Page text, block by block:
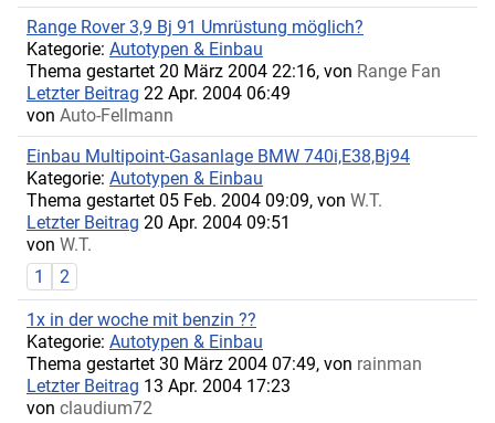
Range Rover 3,9 Bj 91 Umrüstung möglich?
Kategorie: Autotypen & Einbau
Thema gestartet 20 März 2004 22:16, von Range Fan
Letzter Beitrag 22 Apr. 2004 06:49
von Auto-Fellmann
Einbau Multipoint-Gasanlage BMW 740i,E38,Bj94
Kategorie: Autotypen & Einbau
Thema gestartet 05 Feb. 2004 09:09, von W.T.
Letzter Beitrag 20 Apr. 2004 09:51
von W.T.
1
2
1x in der woche mit benzin ??
Kategorie: Autotypen & Einbau
Thema gestartet 30 März 2004 07:49, von rainman
Letzter Beitrag 13 Apr. 2004 17:23
von claudium72